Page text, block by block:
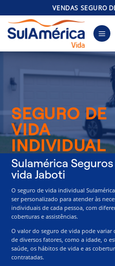
to
content
VENDAS SEGURO
SEGURO DE
VIDA
INDIVIDUAL
Sulamérica
vida Jaboti
O seguro de vida individual
ser personalizado para atender às
individuais de cada pessoa, com
coberturas e assistências.
O valor do seguro de vida pode variar
de diversos fatores, como a idade, o
saúde, os hábitos de vida e as
contratadas.